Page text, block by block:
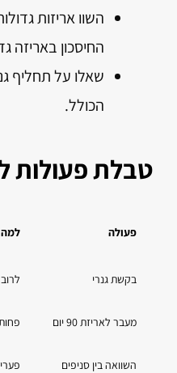
השוו אריזות
החיסכון באריזה
שאלו על תחליף
הכולל.
טבלת פעולות
פעולה
בקשת גנרי
מעבר לאריזת 90 יום
השוואה בין סניפים